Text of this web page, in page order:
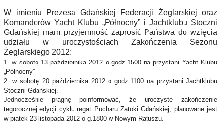
W imieniu Prezesa Gdańskiej Federacji Żeglarskiej oraz
Komandorów Yacht Klubu „Północny” i Jachtklubu Stoczni
Gdańskiej mam przyjemność zaprosić Państwa do wzięcia
udziału w uroczystościach Zakończenia Sezonu
Żeglarskiego 2012:
1. w sobotę 13 października 2012 o godz.1500 na przystani Yacht Klubu
„Północny”
2. w sobotę 20 października 2012 o godz.1100 na przystani Jachtklubu
Stoczni Gdańskiej.
Jednocześnie pragnę poinformować, że uroczyste zakończenie
tegorocznej edycji cyklu regat Pucharu Zatoki Gdańskiej, planowane jest
w piątek 23 listopada 2012 o g.1800 w Nowym Ratuszu.